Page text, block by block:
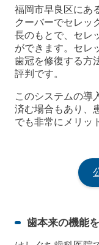
福岡市早良区にあ
クーバーでセレッ
長のもとで、セレ
ができます。セレ
歯冠を修復する方
評判です。
このシステムの導
済む場合もあり、
でも非常にメリッ
歯本来の機能